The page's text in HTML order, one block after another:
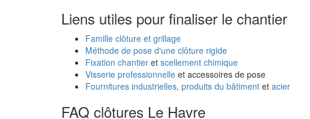
Liens utiles pour finaliser le chantier
Famille clôture et grillage
Méthode de pose d'une clôture rigide
Fixation chantier et scellement chimique
Visserie professionnelle et accessoires de pose
Fournitures industrielles, produits du bâtiment et acier
FAQ clôtures Le Havre